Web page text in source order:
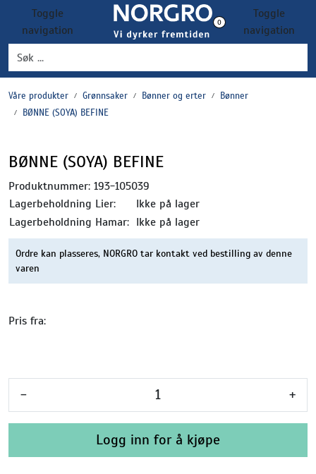
Skip to main content
Toggle
navigation
0
Toggle
navigation
Våre produkter Grønnsaker Bønner og erter
Bønner
BØNNE (SOYA) BEFINE
BØNNE (SOYA) BEFINE
Produktnummer: 193-105039
Lagerbeholdning Lier:
Ikke på lager
Lagerbeholdning Hamar: Ikke på lager
Ordre kan plasseres, NORGRO tar kontakt ved bestilling av denne
varen
Pris fra:
- +
Logg inn for å kjøpe
Grønnsaker
Settepotet og setteløk
Blomster, potter og brett
Driftsmidler